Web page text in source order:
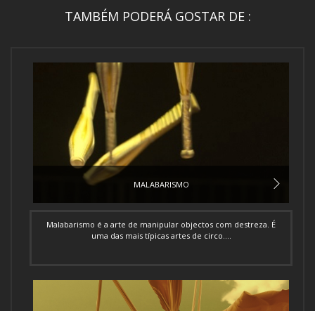
TAMBÉM PODERÁ GOSTAR DE :
MALABARISMO
Malabarismo é a arte de manipular objectos com destreza. É
uma das mais típicas artes de circo....